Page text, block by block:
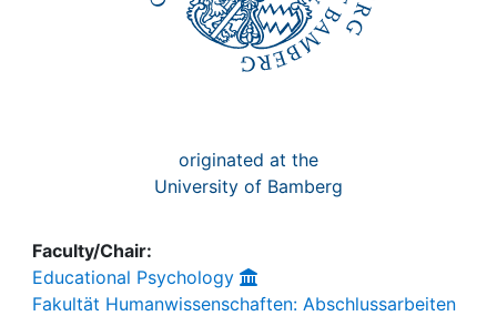
originated at the
University of Bamberg
Faculty/Chair:
Educational Psychology
Fakultät Humanwissenschaften: Abschlussarbeiten